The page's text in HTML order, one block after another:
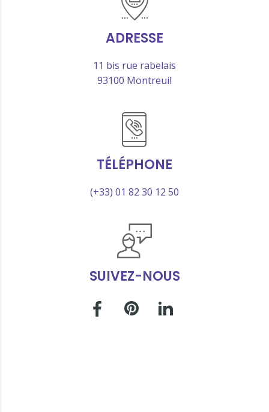
ADRESSE
11 bis rue rabelais
93100 Montreuil
TÉLÉPHONE
(+33) 01 82 30 12 50
SUIVEZ-NOUS